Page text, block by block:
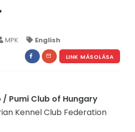
ÉS ARCHÍVUM
MPK English
LINK MÁSOLÁSA
/ Pumi Club of Hungary
Kennel Club Federation